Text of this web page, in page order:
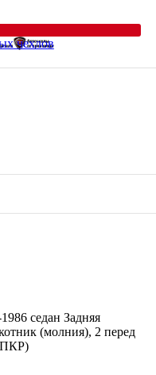
чехлов
седан Задняя
(молния), 2 перед